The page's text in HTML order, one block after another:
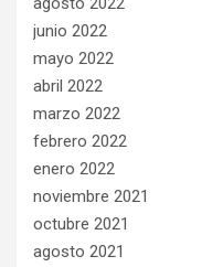
junio 2022
mayo 2022
abril 2022
marzo 2022
febrero 2022
enero 2022
noviembre 2021
octubre 2021
agosto 2021